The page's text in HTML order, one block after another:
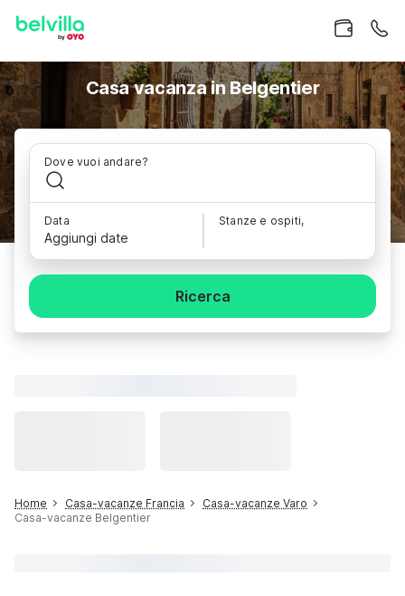
Casa vacanza in Belgentier
Dove vuoi andare?
Data
Aggiungi date
Stanze e ospiti,
Ricerca
Home Casa-vacanze Francia
Casa-vacanze Varo
Casa-vacanze Belgentier